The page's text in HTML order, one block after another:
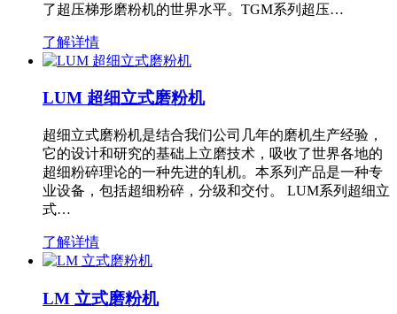
了超压梯形磨粉机的世界水平。TGM系列超压…
了解详情
LUM 超细立式磨粉机
超细立式磨粉机是结合我们公司几年的磨机生产经验，
它的设计和研究的基础上立磨技术，吸收了世界各地的
超细粉碎理论的一种先进的轧机。本系列产品是一种专
业设备，包括超细粉碎，分级和交付。 LUM系列超细立
式…
了解详情
LM 立式磨粉机